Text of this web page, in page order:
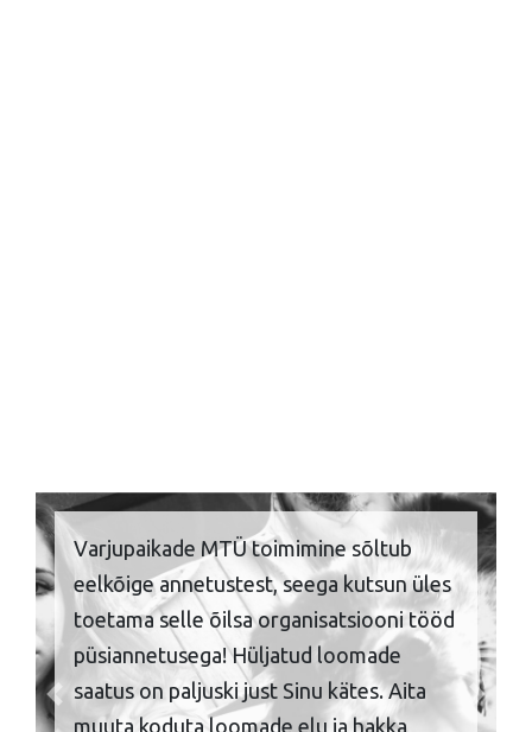
Aastaringselt satub varjupaika sadade
kaupa kassipoegi, enamasti tõbised ja
näljas. Varjupaikade MTÜ aitab
soovimatute pesakondade arvukust
ohjata, kastreerides-steriliseerides uude
koju minevad loomad. Annetades aitad
Previous Next